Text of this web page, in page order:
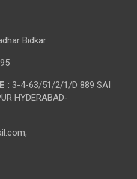
Bidkar
: 3-4-63/51/2/1/D 889 SAI
HYDERABAD-